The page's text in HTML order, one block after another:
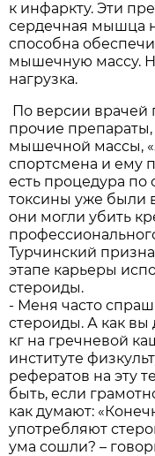
к инфаркту. Эти
сердечная мышца
способна
мышечную массу.
нагрузка.
По версии врачей
прочие
мышечной массы,
спортсмена и ему
есть процедура по
токсины уже были
они могли убить
Турчинский
этапе карьеры
стероиды.
- Меня часто
стероиды. А как
кг на гречневой
институте
рефератов на эту
быть, если
как думают:
употребляют
ума сошли? –